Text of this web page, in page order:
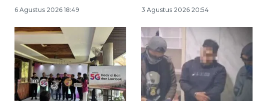
6 Agustus 2026 18:49 3 Agustus 2026 20:54
132 ribu keluarga graduasi dari
kemiskinan
2026-08-07 06:45:00